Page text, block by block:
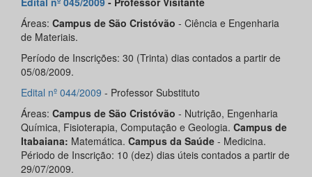
Áreas: Campus de São Cristóvão - Ciência e Engenharia
de Materiais.
Período de Inscrições: 30 (Trinta) dias contados a partir de
05/08/2009.
Edital nº 044/2009 - Professor Substituto
Áreas: Campus de São Cristóvão - Nutrição, Engenharia
Química, Fisioterapia, Computação e Geologia. Campus de
Itabaiana: Matemática. Campus da Saúde - Medicina.
Périodo de Inscrição: 10 (dez) dias úteis contados a partir de
29/07/2009.